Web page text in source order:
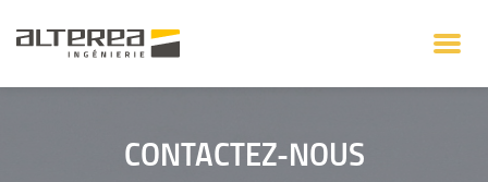
CONTACTEZ-NOUS